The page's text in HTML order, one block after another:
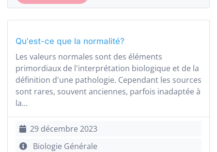
Qu'est-ce que la normalité?
Les valeurs normales sont des éléments
primordiaux de l'interprétation biologique et de la
définition d'une pathologie. Cependant les sources
sont rares, souvent anciennes, parfois inadaptée à
la...
29 décembre 2023
Biologie Générale